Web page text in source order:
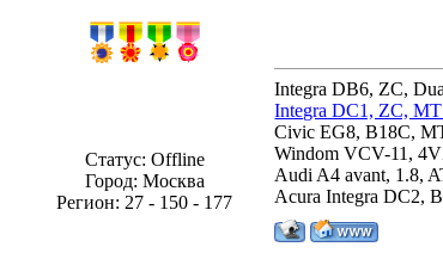
Статус: Offline
Город: Москва
Регион: 27 - 150 - 177
Integra DB6, ZC,
Integra DC1, ZC,
Civic EG8, B18C,
Windom VCV-11,
Audi A4 avant, 1.8,
Acura Integra DC2,